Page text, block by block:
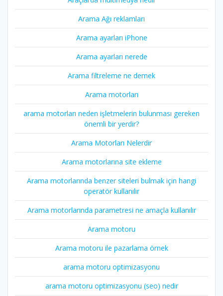
Arama Ağı reklamları
Arama ayarları iPhone
Arama ayarları nerede
Arama filtreleme ne demek
Arama motorları
arama motorları neden işletmelerin bulunması gereken
önemli bir yerdir?
Arama Motorları Nelerdir
Arama motorlarına site ekleme
Arama motorlarında benzer siteleri bulmak için hangi
operatör kullanılır
Arama motorlarında parametresi ne amaçla kullanılır
Arama motoru
Arama motoru ile pazarlama örnek
arama motoru optimizasyonu
arama motoru optimizasyonu (seo) nedir